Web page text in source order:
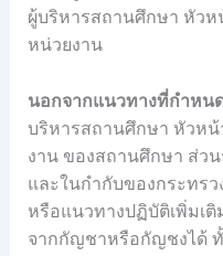
ผู้บริหารสถานศึกษา หัว
หน่วยงาน
นอกจากแนวทางที่กำหน
บริหารสถานศึกษา หัวห
งาน ของสถานศึกษา ส่ว
และในกำกับของกระทร
หรือแนวทางปฏิบัติเพิ่มเ
จากกัญชาหรือกัญชงได้ ทั้